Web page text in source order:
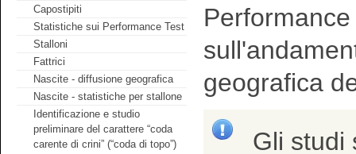
Capostipiti
Statistiche sui Performance Test
Stalloni
Fattrici
Nascite - diffusione geografica
Nascite - statistiche per stallone
Identificazione e studio
preliminare del carattere “coda
carente di crini” (“coda di topo”)
geografica
Gli studi